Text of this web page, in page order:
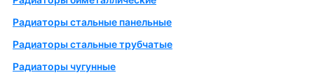
Радиаторы стальные панельные
Радиаторы стальные трубчатые
Радиаторы чугунные